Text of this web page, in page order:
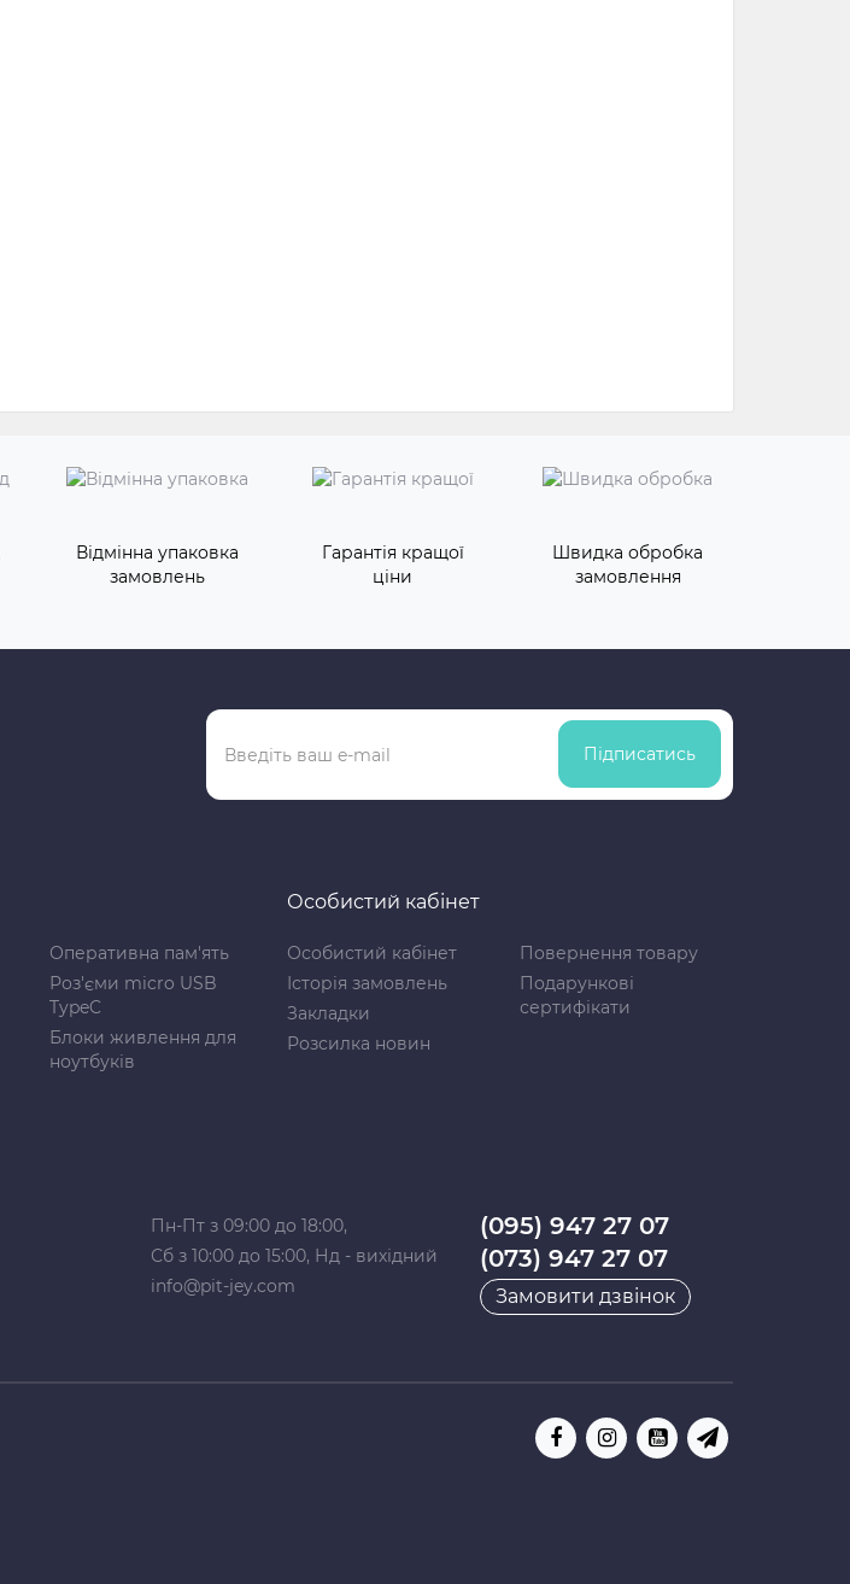
Відмінна упаковка
замовлень
Гарантія кращої
ціни
Швидка обробка
замовлення
Підписатись
Оперативна пам'ять
Роз'єми micro USB
TypeC
Блоки живлення для
ноутбуків
Особистий кабінет
Особистий кабінет
Історія замовлень
Закладки
Розсилка новин
Повернення товару
Подарункові
сертифікати
Пн-Пт з 09:00 до 18:00,
Сб з 10:00 до 15:00, Нд - вихідний
info@pit-jey.com
(095) 947 27 07
(073) 947 27 07
Замовити дзвінок